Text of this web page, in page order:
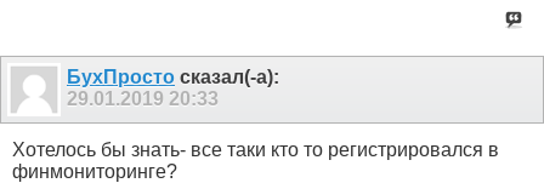
БухПросто сказал(-а):
29.01.2019 20:33
Хотелось бы знать- все таки кто то регистрировался в
финмониторинге?